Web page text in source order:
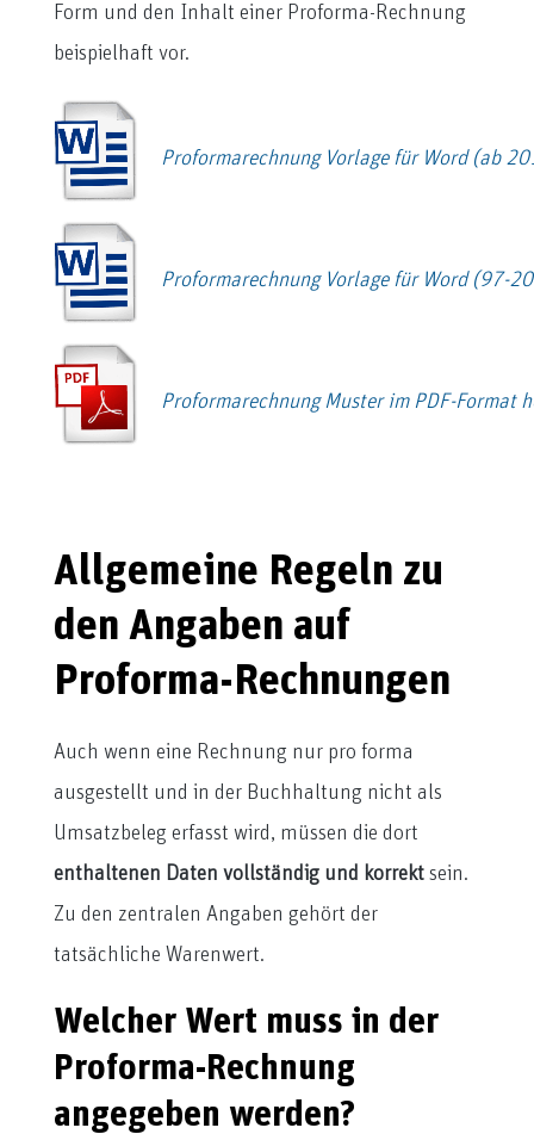
Form und den Inhalt einer Proforma-Rechnung
beispielhaft vor.
Proformarechnung Vorlage für Word (ab
Proformarechnung Vorlage für Word (97-
Proformarechnung Muster im PDF-Format
Allgemeine Regeln zu
den Angaben auf
Proforma-Rechnungen
Auch wenn eine Rechnung nur pro forma
ausgestellt und in der Buchhaltung nicht als
Umsatzbeleg erfasst wird, müssen die dort
enthaltenen Daten vollständig und korrektsein.
Zu den zentralen Angaben gehört der
tatsächliche Warenwert.
Welcher Wert muss in der
Proforma-Rechnung
angegeben werden?